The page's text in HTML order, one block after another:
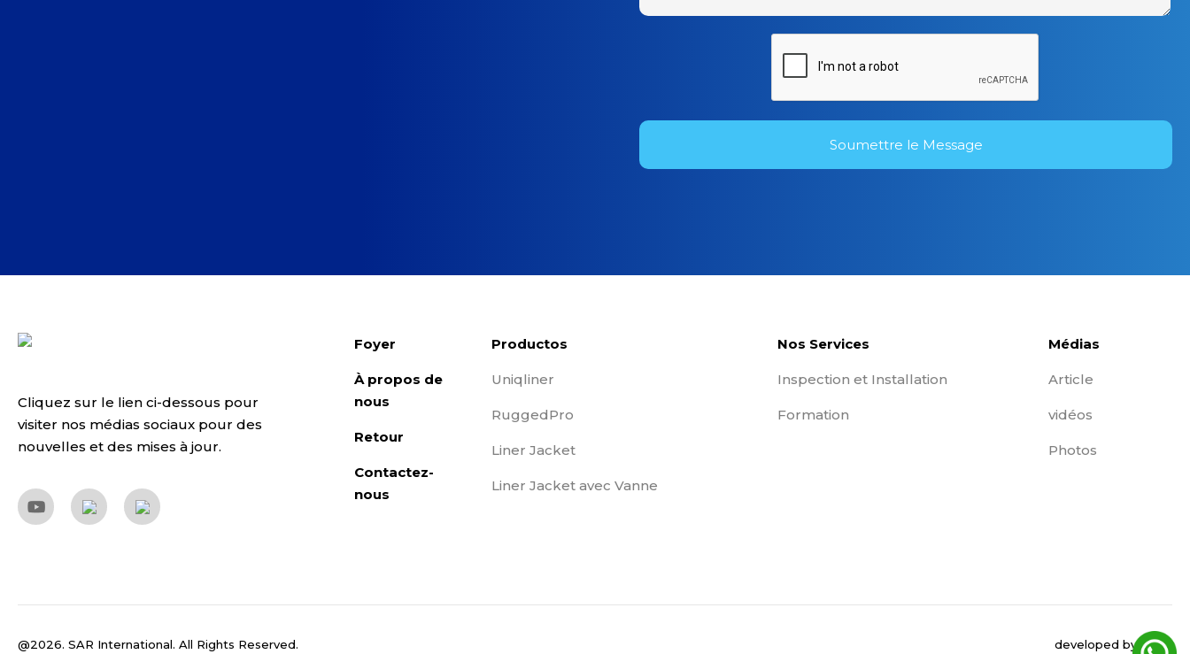
Cliquez sur le lien ci-dessous pour
visiter nos médias sociaux pour des
nouvelles et des mises à jour.
Foyer
À propos de
nous
Retour
Contactez-
nous
Productos
Uniqliner
RuggedPro
Liner Jacket
Liner Jacket avec Vanne
Nos Services
Inspection et Installation
Formation
Médias
Article
vidéos
Photos
@2026. SAR International. All Rights Reserved. developed by SOLV